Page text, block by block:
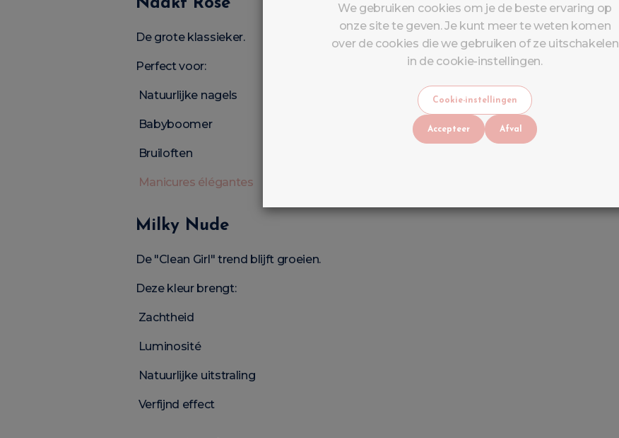
Naakt Rosé
De grote klassieker.
Perfect voor:
Natuurlijke nagels
Babyboomer
Bruiloften
Manicures élégantes
Milky Nude
De "Clean Girl" trend blijft groeien.
Deze kleur brengt:
Zachtheid
Luminosité
Natuurlijke uitstraling
Verfijnd effect
We gebruiken cookies om je de beste ervaring op
onze site te geven. Je kunt meer te weten komen
over de cookies die we gebruiken of ze uitschakelen
in de cookie-instellingen.
Cookie-instellingen
Accepteer Afval